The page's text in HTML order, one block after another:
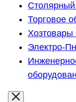
Столярный
Торговое
Хозтовары
Электро-